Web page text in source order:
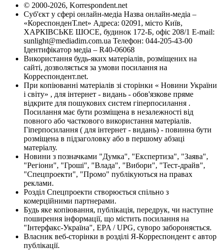
© 2000-2026, Korrespondent.net
Суб'єкт у сфері онлайн-медіа Назва онлайн-медіа –
«КореспонденТ.net» Адреса: 02091, місто Київ,
ХАРКІВСЬКЕ ШОСЕ, будинок 172-Б, офіс 208/1 E-mail:
sunlight@mediadim.com.ua Телефон: 044-205-43-00
Ідентифікатор медіа – R40-06068
Використання будь-яких матеріалів, розміщених на
сайті, дозволяється за умови посилання на
Корреспондент.net.
При копіюванні матеріалів зі сторінки « Новини України
і світу» , для інтернет - видань - обов'язкове пряме
відкрите для пошукових систем гіперпосилання .
Посилання має бути розміщена в незалежності від
повного або часткового використання матеріалів.
Гіперпосилання ( для інтернет - видань) - повинна бути
розміщена в підзаголовку або в першому абзаці
матеріалу.
Новини з позначками "Думка", "Експертиза", "Заява",
"Регіони", "Гроші", "Влада", "Вибори", "Тест-драйв",
"Спецпроекти", "Промо" публікуються на правах
реклами.
Розділ Спецпроекти створюється спільно з
комерційними партнерами.
Будь яке копіювання, публікація, передрук, чи наступне
поширення інформації, що містить посилання на
"Інтерфакс-Україна", EPA / UPG, суворо забороняється.
Власник веб-сторінки в розділі Я-Корреспондент є автор
публікації.